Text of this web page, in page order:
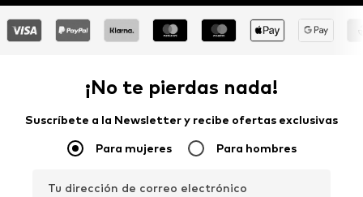
¡No te pierdas nada!
Suscríbete a la Newsletter y recibe ofertas exclusivas
Para mujeres Para hombres
Tu dirección de correo electrónico